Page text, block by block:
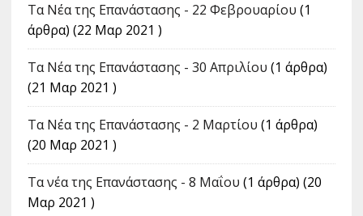
Τα Νέα της Επανάστασης - 22 Φεβρουαρίου (1
άρθρα) (22 Μαρ 2021 )
Τα Νέα της Επανάστασης - 30 Απριλίου (1 άρθρα)
(21 Μαρ 2021 )
Τα Νέα της Επανάστασης - 2 Μαρτίου (1 άρθρα)
(20 Μαρ 2021 )
Τα νέα της Επανάστασης - 8 Μαΐου (1 άρθρα) (20
Μαρ 2021 )